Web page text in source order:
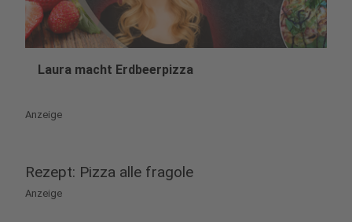
Laura macht Erdbeerpizza
Anzeige
Rezept: Pizza alle fragole
Anzeige